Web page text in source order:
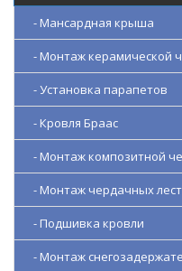
- Мансардная крыша
- Монтаж керамической
- Установка парапетов
- Кровля Браас
- Монтаж композитной
- Монтаж чердачных
- Подшивка кровли
- Монтаж